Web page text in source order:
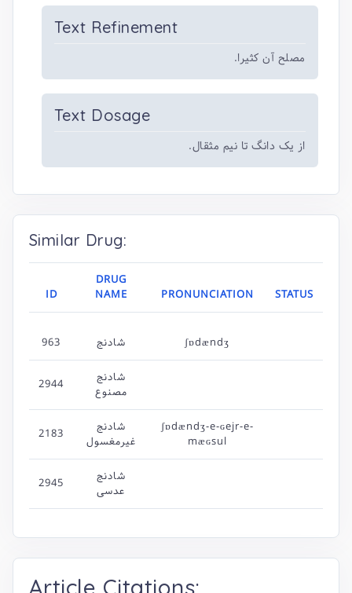
Text Refinement
مصلح آن کثیرا.
Text Dosage
از یک دانگ تا نیم مثقال.
Similar Drug:
ID
DRUG
NAME
PRONUNCIATION STATUS
963 شادنج ʃɒdændʒ
2944
شادنج
مصنوع
2183
شادنج
غیرمغسول
ʃɒdændʒ-e-ɢejr-e-
mæɢsul
2945
شادنج
عدسی
Article Citations: